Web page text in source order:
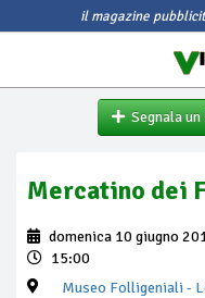
il magazine
Segnala un
Mercatino dei
domenica 10 giugno
15:00
Museo Folligeniali -